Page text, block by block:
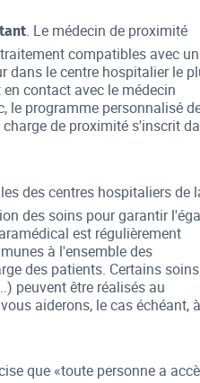
. Le médecin de proximité
compatibles avec un
dans le centre hospitalier le
contact avec le médecin
le programme personnalisé
de proximité s'inscrit
des centres hospitaliers de
des soins pour garantir
est régulièrement
à l'ensemble des
des patients. Certains soins
peuvent être réalisés au
aiderons, le cas échéant, à
que «toute personne a